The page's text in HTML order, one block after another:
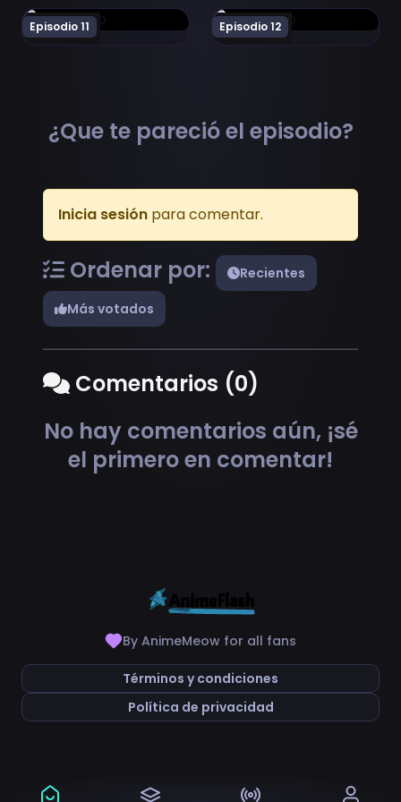
Episodio 11
Ver Choujin Koukousei-tachi wa Isekai demo Yoyuu de
Episodio 12
Ver Choujin Koukousei-
¿Que te pareció el episodio?
Inicia sesión para comentar.
Ordenar por:
Recientes
Más votados
Comentarios (0)
No hay comentarios aún, ¡sé
el primero en comentar!
By AnimeMeow for all fans
Términos y condiciones
Política de privacidad